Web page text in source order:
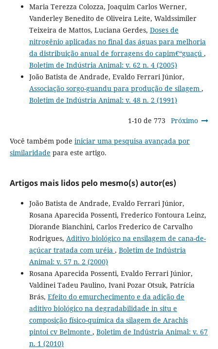
Maria Terezza Colozza, Joaquim Carlos Werner,
Vanderley Benedito de Oliveira Leite, Waldssimiler
Teixeira de Mattos, Luciana Gerdes, Doses de
nitrogênio aplicadas no final das águas para melhoria
da distribuição anual de forragens do capim€“guaçú ,
Boletim de Indústria Animal: v. 62 n. 4 (2005)
João Batista de Andrade, Evaldo Ferrari Júnior,
Associação sorgo-guandu para produção de silagem ,
Boletim de Indústria Animal: v. 48 n. 2 (1991)
1-10 de 773 Próximo
Você também pode iniciar uma pesquisa avançada por
similaridade para este artigo.
Artigos mais lidos pelo mesmo(s) autor(es)
João Batista de Andrade, Evaldo Ferrari Júnior,
Rosana Aparecida Possenti, Frederico Fontoura Leinz,
Diorande Bianchini, Carlos Frederico de Carvalho
Rodrigues, Aditivo biológico na ensilagem de cana-de-
açúcar tratada com uréia , Boletim de Indústria
Animal: v. 57 n. 2 (2000)
Rosana Aparecida Possenti, Evaldo Ferrari Júnior,
Valdinei Tadeu Paulino, Ivani Pozar Otsuk, Patrícia
Brás, Efeito do emurchecimento e da adição de
aditivo biológico na degradabilidade in situ e
composição físico-química da silagem de Arachis
pintoi cv Belmonte , Boletim de Indústria Animal: v. 67
n. 1 (2010)